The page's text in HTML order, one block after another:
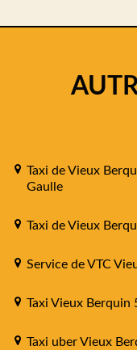
Taxi de Vieux
Gaulle
Taxi de Vieux
Service de VTC
Taxi Vieux Berquin
Taxi uber Vieux